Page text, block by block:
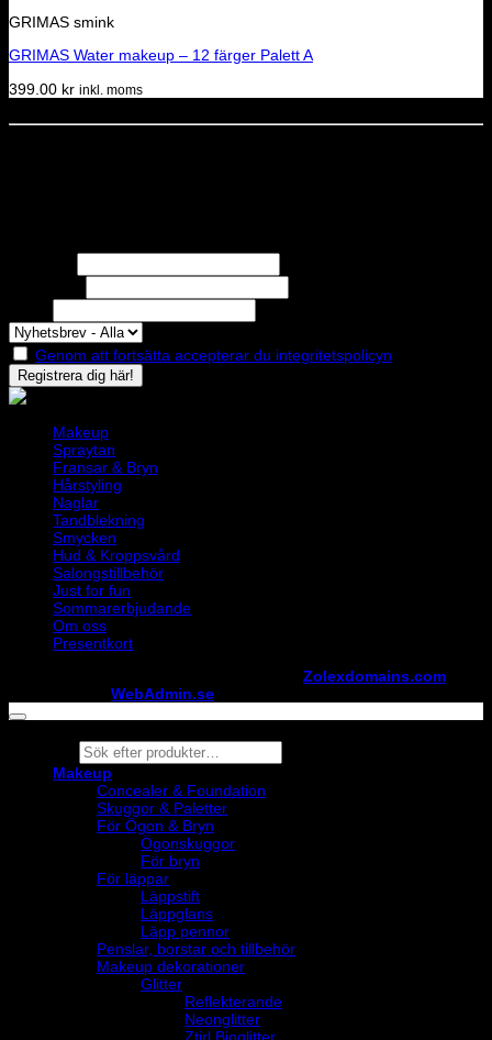
GRIMAS smink
GRIMAS Water makeup – 12 färger Palett A
399.00 kr inkl. moms
Genom att fortsätta accepterar du integritetspolicyn
Makeup
Spraytan
Fransar & Bryn
Hårstyling
Naglar
Tandblekning
Smycken
Hud & Kroppsvård
Salongstillbehör
Just for fun
Sommarerbjudande
Om oss
Presentkort
Zolexdomains.com
WebAdmin.se
Products
search
Makeup
Concealer & Foundation
Skuggor & Paletter
För Ögon & Bryn
Ögonskuggor
För bryn
För läppar
Läppstift
Läppglans
Läpp pennor
Penslar, borstar och tillbehör
Makeup dekorationer
Glitter
Reflekterande
Neonglitter